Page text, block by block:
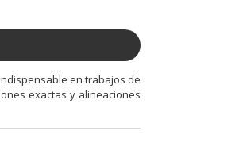
en trabajos de
exactas y alineaciones